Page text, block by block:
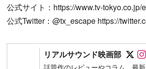
公式サイト：https://www.tv-tokyo.co.jp/
公式Twitter：@tx_escape https://
リアルサウンド映画部